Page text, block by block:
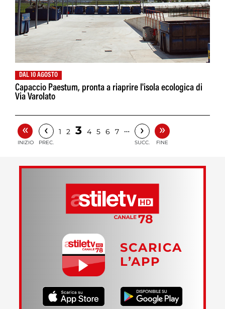
DAL 10 AGOSTO
Capaccio Paestum, pronta a riaprire l'isola ecologica di
Via Varolato
«
INIZIO
‹
PREC.
1 2 3 4 5 6 7 … ›
SUCC.
»
FINE
SCARICA
L’APP